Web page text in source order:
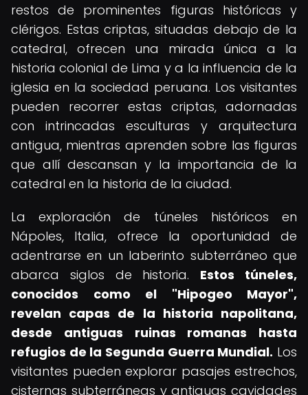
restos de prominentes figuras históricas y
clérigos. Estas criptas, situadas debajo de la
catedral, ofrecen una mirada única a la
historia colonial de Lima y a la influencia de la
iglesia en la sociedad peruana. Los visitantes
pueden recorrer estas criptas, adornadas
con intrincadas esculturas y arquitectura
antigua, mientras aprenden sobre las figuras
que allí descansan y la importancia de la
catedral en la historia de la ciudad.
La exploración de túneles históricos en
Nápoles, Italia, ofrece la oportunidad de
adentrarse en un laberinto subterráneo que
abarca siglos de historia. Estos túneles,
conocidos como el "Hipogeo Mayor",
revelan capas de la historia napolitana,
desde antiguas ruinas romanas hasta
refugios de la Segunda Guerra Mundial. Los
visitantes pueden explorar pasajes estrechos,
cisternas subterráneas y antiguas cavidades